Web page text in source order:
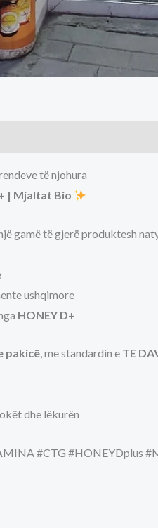
të njohura
| Mjaltat Bio
gamë të gjerë produktesh
ushqimore
HONEY D+
pakicë, me standardin e TE
dhe lëkurën
#CTG #HONEYDplus